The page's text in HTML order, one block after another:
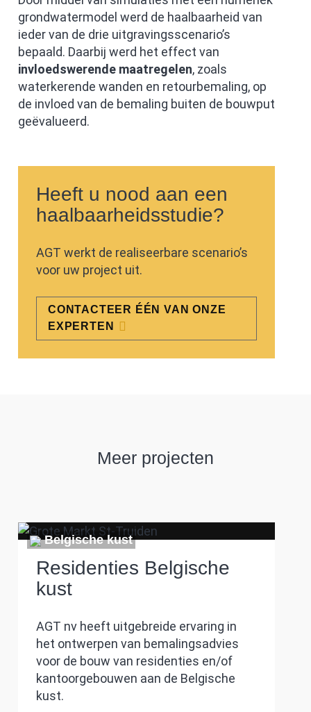
grondwatermodel werd de haalbaarheid van
ieder van de drie uitgravingsscenario’s
bepaald. Daarbij werd het effect van
invloedswerende maatregelen, zoals
waterkerende wanden en retourbemaling, op
de invloed van de bemaling buiten de bouwput
geëvalueerd.
Heeft u nood aan een
haalbaarheidsstudie?
AGT werkt de realiseerbare scenario’s
voor uw project uit.
CONTACTEER ÉÉN VAN ONZE
EXPERTEN
Meer projecten
Belgische kust
Residenties Belgische
kust
AGT nv heeft uitgebreide ervaring in
het ontwerpen van bemalingsadvies
voor de bouw van residenties en/of
kantoorgebouwen aan de Belgische
kust.